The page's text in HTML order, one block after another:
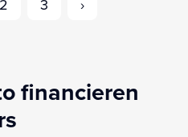
2 3 ›
financieren